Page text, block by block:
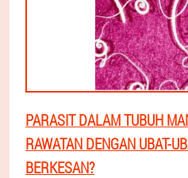
PARASIT DALAM TUBUH
RAWATAN DENGAN UBAT-
BERKESAN?